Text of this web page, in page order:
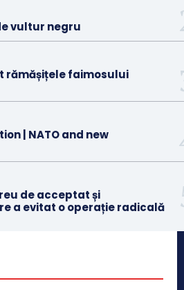
vultur negru
rămășițele faimosului
| NATO and new
de acceptat și
a evitat o operație radicală